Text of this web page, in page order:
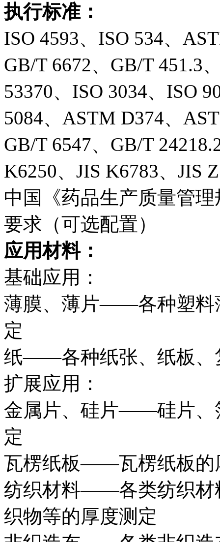
执行标准：
ISO 4593、ISO 534、
GB/T 6672、GB/T 451.3
53370、ISO 3034、ISO
5084、ASTM D374、
GB/T 6547、GB/T
K6250、JIS K6783、JIS
中国《药品生产质量管
要求（可选配置）
应用材料：
基础应用：
薄膜、薄片——各种塑料
定
纸——各种纸张、纸板、
扩展应用：
金属片、硅片——硅片、
定
瓦楞纸板——瓦楞纸板的
纺织材料——各类纺织材
织物等的厚度测定